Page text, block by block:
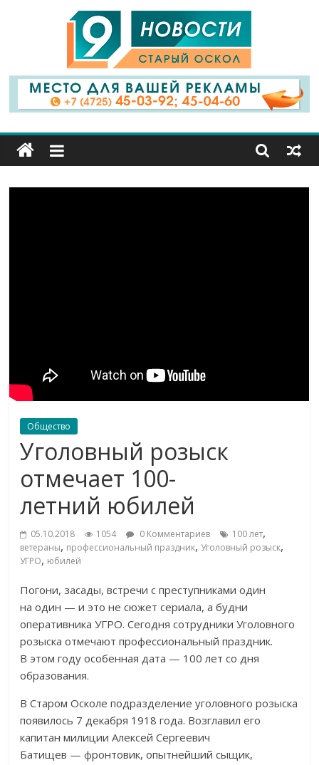
9
Канал
Старый
Общество
Уголовный розыск
отмечает 100-
летний юбилей
05.10.2018 1054 0 Комментариев 100 лет,
ветераны, профессиональный праздник, Уголовный розыск,
УГРО, юбилей
Погони, засады, встречи с преступниками один
на один — и это не сюжет сериала, а будни
оперативника УГРО. Сегодня сотрудники Уголовного
розыска отмечают профессиональный праздник.
В этом году особенная дата — 100 лет со дня
образования.
В Старом Осколе подразделение уголовного розыска
появилось 7 декабря 1918 года. Возглавил его
капитан милиции Алексей Сергеевич
Батищев — фронтовик, опытнейший сыщик,